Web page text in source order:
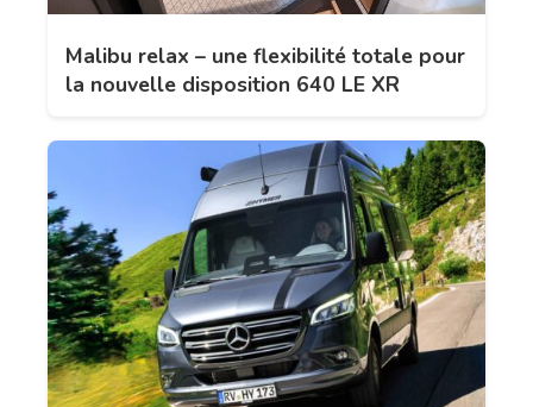
Malibu relax – une flexibilité totale pour
la nouvelle disposition 640 LE XR